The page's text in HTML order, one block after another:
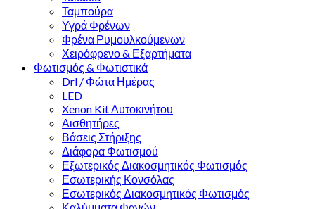
Ταμπούρα
Υγρά Φρένων
Φρένα Ρυμουλκούμενων
Χειρόφρενο & Εξαρτήματα
Φωτισμός & Φωτιστικά
Drl / Φώτα Ημέρας
LED
Xenon Kit Αυτοκινήτου
Αισθητήρες
Βάσεις Στήριξης
Διάφορα Φωτισμού
Εξωτερικός Διακοσμητικός Φωτισμός
Εσωτερικής Κονσόλας
Εσωτερικός Διακοσμητικός Φωτισμός